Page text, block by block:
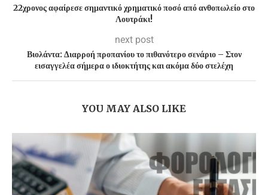
22χρονος αφαίρεσε σημαντικό χρηματικό ποσό από ανθοπωλείο στο
Λουτράκι!
next post
Βιολάντα: Διαρροή προπανίου το πιθανότερο σενάριο – Στον
εισαγγελέα σήμερα ο ιδιοκτήτης και ακόμα δύο στελέχη
YOU MAY ALSO LIKE